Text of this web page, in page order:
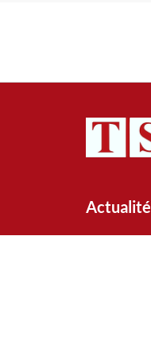
Actualité